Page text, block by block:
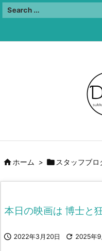
ホーム > スタッフブロ
本日の映画は 博士と
 2022年3月20日  2025年9